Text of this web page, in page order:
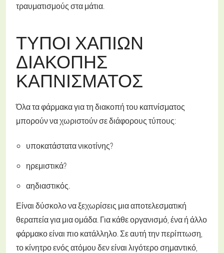
τραυματισμούς στα μάτια.
ΤΎΠΟΙ ΧΑΠΙΏΝ
ΔΙΑΚΟΠΉΣ
ΚΑΠΝΊΣΜΑΤΟΣ
Όλα τα φάρμακα για τη διακοπή του καπνίσματος
μπορούν να χωριστούν σε διάφορους τύπους:
υποκατάστατα νικοτίνης?
ηρεμιστικά?
αηδιαστικός.
Είναι δύσκολο να ξεχωρίσεις μια αποτελεσματική
θεραπεία για μια ομάδα. Για κάθε οργανισμό, ένα ή άλλο
φάρμακο είναι πιο κατάλληλο. Σε αυτή την περίπτωση,
το κίνητρο ενός ατόμου δεν είναι λιγότερο σημαντικό,